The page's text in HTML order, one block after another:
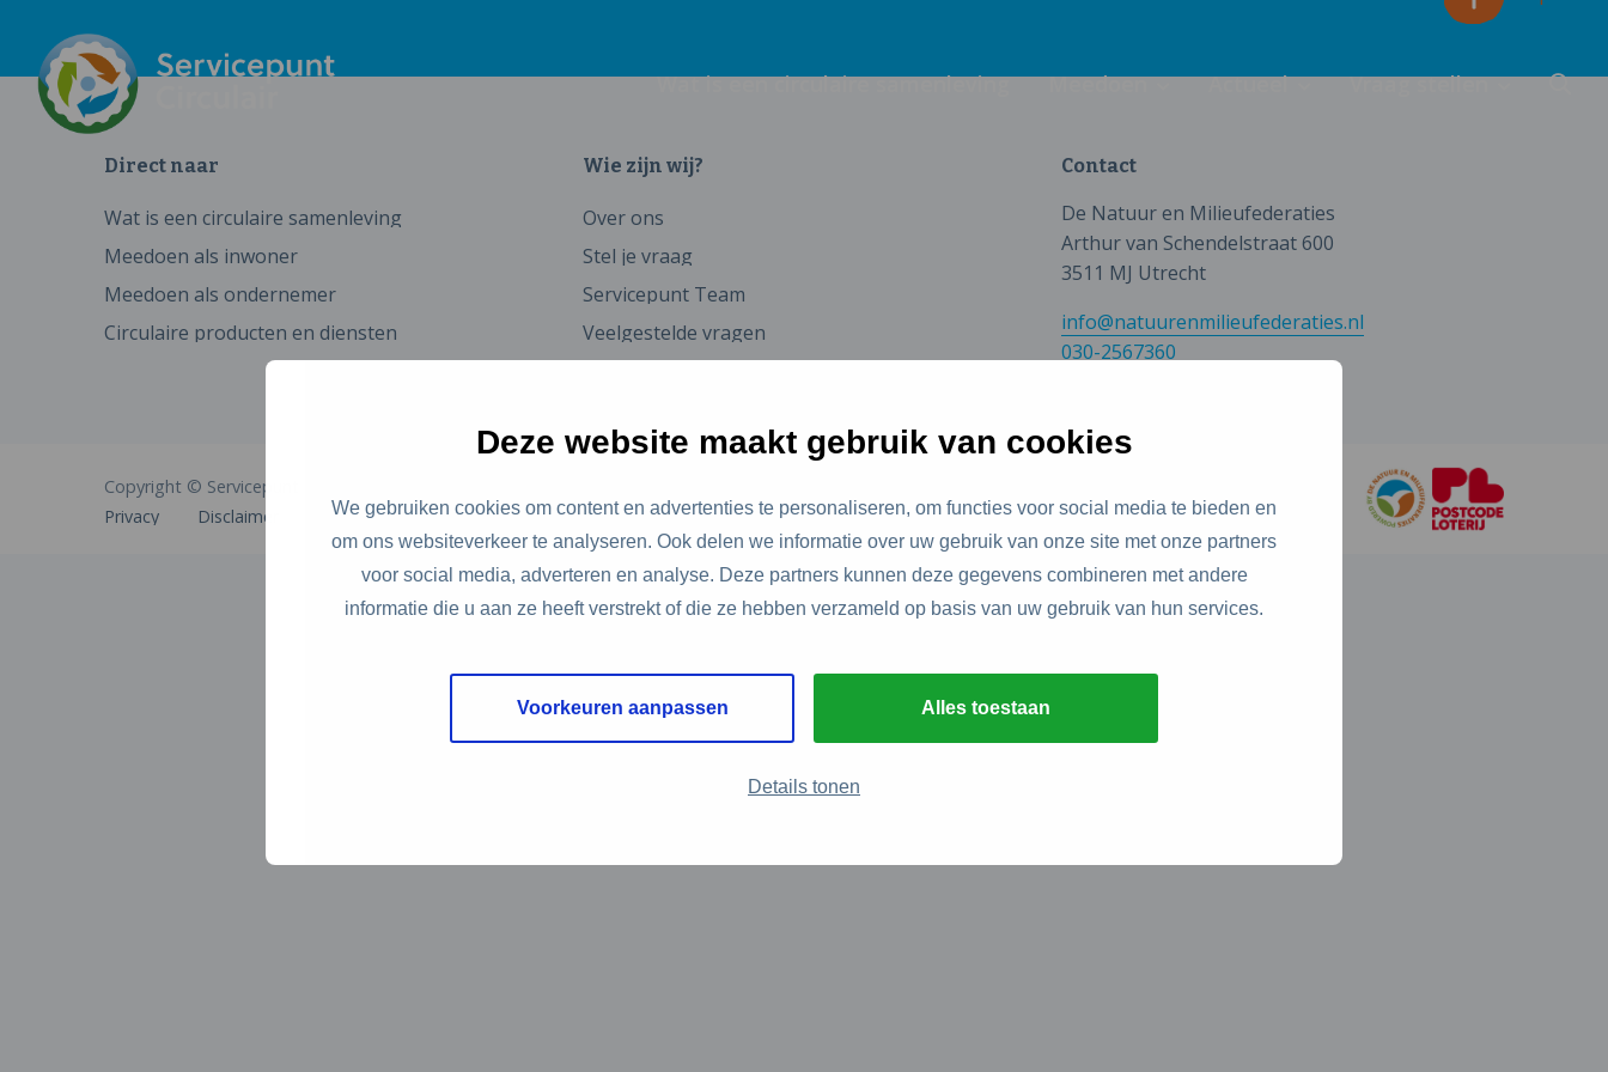
Deze website maakt gebruik van cookies
We gebruiken cookies om content en advertenties te personaliseren, om functies voor social media te bieden en
om ons websiteverkeer te analyseren. Ook delen we informatie over uw gebruik van onze site met onze partners
voor social media, adverteren en analyse. Deze partners kunnen deze gegevens combineren met andere
informatie die u aan ze heeft verstrekt of die ze hebben verzameld op basis van uw gebruik van hun services.
Voorkeuren aanpassen Alles toestaan
Details tonen
Wat is een circulaire samenleving Meedoen Actueel Vraag stellen
Direct naar
Wat is een circulaire samenleving
Meedoen als inwoner
Meedoen als ondernemer
Circulaire producten en diensten
Wie zijn wij?
Over ons
Stel je vraag
Servicepunt Team
Veelgestelde vragen
Contact
De Natuur en Milieufederaties
Arthur van Schendelstraat 600
3511 MJ Utrecht
info@natuurenmilieufederaties.nl
030-2567360
Copyright © Servicepunt Circulair
Privacy
Disclaimer Cookies Toegankelijkheid